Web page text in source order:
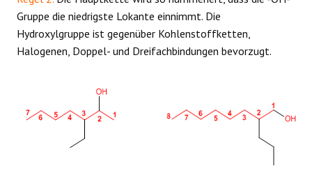
Gruppe die niedrigste Lokante einnimmt. Die
Hydroxylgruppe ist gegenüber Kohlenstoffketten,
Halogenen, Doppel- und Dreifachbindungen bevorzugt.